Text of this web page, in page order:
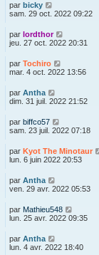
par bicky
sam. 29 oct. 2022 09:22
par lordthor
jeu. 27 oct. 2022 20:31
par Tochiro
mar. 4 oct. 2022 13:56
par Antha
dim. 31 juil. 2022 21:52
par biffco57
sam. 23 juil. 2022 07:18
par Kyot The Minotaur
lun. 6 juin 2022 20:53
par Antha
ven. 29 avr. 2022 05:53
par Mathieu548
lun. 25 avr. 2022 09:35
par Antha
lun. 4 avr. 2022 18:40